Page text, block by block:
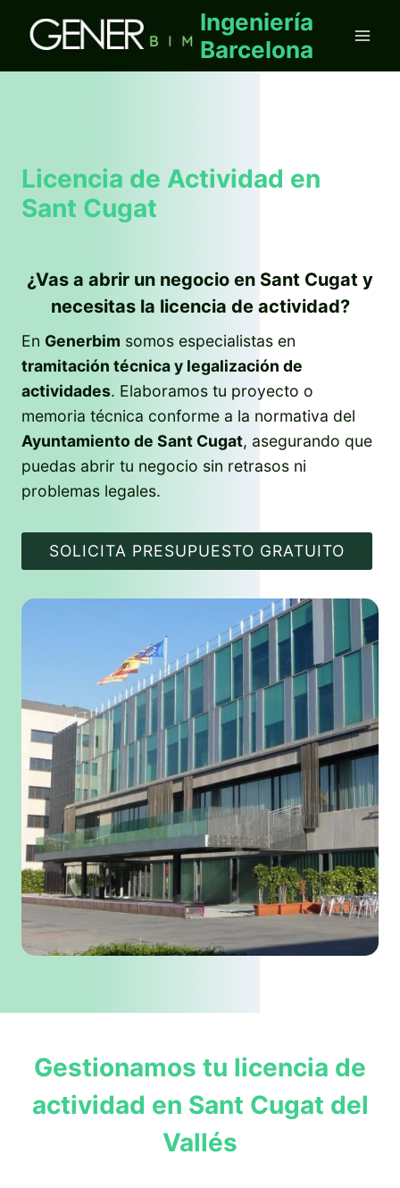
Ingeniería
Barcelona
Licencia de Actividad en
Sant Cugat
¿Vas a abrir un negocio en Sant Cugat y
necesitas la licencia de actividad?
En Generbim somos especialistas en
tramitación técnica y legalización de
actividades. Elaboramos tu proyecto o
memoria técnica conforme a la normativa del
Ayuntamiento de Sant Cugat, asegurando que
puedas abrir tu negocio sin retrasos ni
problemas legales.
SOLICITA PRESUPUESTO GRATUITO
Gestionamos tu licencia de
actividad en Sant Cugat del
Vallés